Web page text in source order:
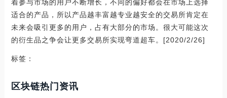
着参与市场的用户不断增长，不同的偏好都会在市场上选择
适合的产品，所以产品越丰富越专业越安全的交易所肯定在
未来会吸引更多的用户，占有大部分的市场。很大可能这次
的衍生品之争会让更多交易所实现弯道超车。[2020/2/26]
标签：
区块链热门资讯